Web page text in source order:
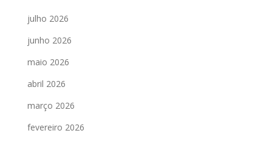
julho 2026
junho 2026
maio 2026
abril 2026
março 2026
fevereiro 2026